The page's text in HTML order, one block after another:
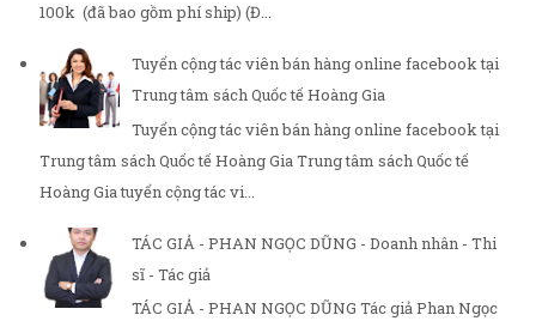
100k (đã bao gồm phí ship) (Đ...
Tuyển cộng tác viên bán hàng online facebook tại
Trung tâm sách Quốc tế Hoàng Gia
Tuyển cộng tác viên bán hàng online facebook tại
Trung tâm sách Quốc tế Hoàng Gia Trung tâm sách Quốc tế
Hoàng Gia tuyển cộng tác vi...
TÁC GIẢ - PHAN NGỌC DŨNG - Doanh nhân - Thi
sĩ - Tác giả
TÁC GIẢ - PHAN NGỌC DŨNG Tác giả Phan Ngọc